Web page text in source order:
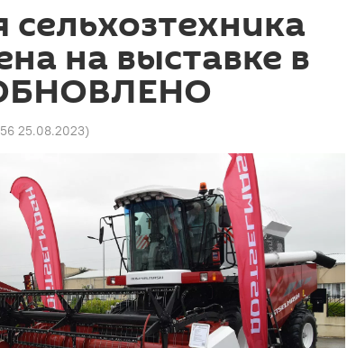
сельхозтехника
на выставке в
25.08.2023)